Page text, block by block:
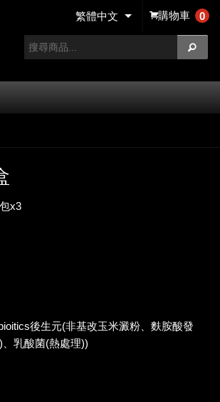
購物車 0
繁體中文
x3
後生元(非基改玉米澱粉、麩胺酸發
乳酸菌(熱處理))